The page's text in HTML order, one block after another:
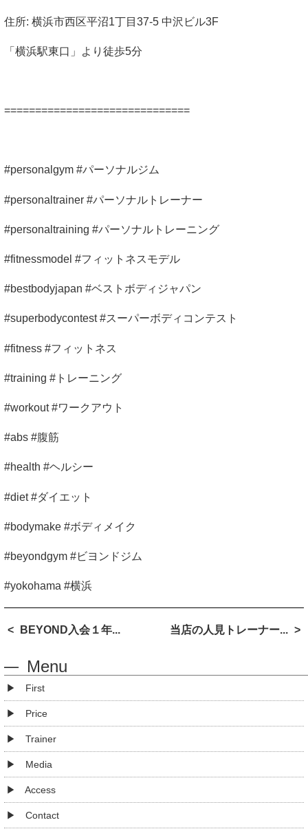
住所: 横浜市西区平沼1丁目37-5 中沢ビル3F
「横浜駅東口」より徒歩5分
==============================
#personalgym #パーソナルジム
#personaltrainer #パーソナルトレーナー
#personaltraining #パーソナルトレーニング
#fitnessmodel #フィットネスモデル
#bestbodyjapan #ベストボディジャパン
#superbodycontest #スーパーボディコンテスト
#fitness #フィットネス
#training #トレーニング
#workout #ワークアウト
#abs #腹筋
#health #ヘルシー
#diet #ダイエット
#bodymake #ボディメイク
#beyondgym #ビヨンドジム
#yokohama #横浜
BEYOND入会１年... 当店の人見トレーナー...
Menu
First
Price
Trainer
Media
Access
Contact